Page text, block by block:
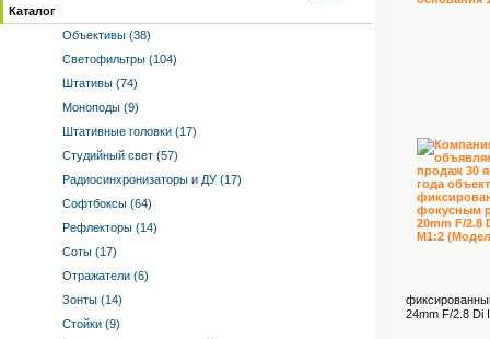
Каталог
Объективы (38)
Светофильтры (104)
Штативы (74)
Моноподы (9)
Штативные головки (17)
Студийный свет (57)
Радиосинхронизаторы и ДУ (17)
Софтбоксы (64)
Рефлекторы (14)
Соты (17)
Отражатели (6)
Зонты (14)
Стойки (9)
24mm F/2.8 Di